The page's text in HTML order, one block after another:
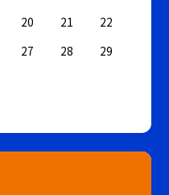
20 21
22
27 28
29